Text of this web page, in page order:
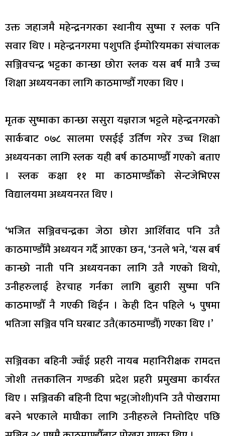
उक्त जहाजमै महेन्द्रनगरका स्थानीय सुष्मा र स्लक पनि
सवार थिए । महेन्द्रनगरमा पशुपति ईम्पोरियमका संचालक
सञ्जिवचन्द्र भट्टका कान्छा छोरा स्लक यस बर्ष मात्रै उच्च
शिक्षा अध्ययनका लागि काठमाण्डौँ गएका थिए ।
मृतक सुष्माका कान्छा ससुरा यज्ञराज भट्टले महेन्द्रनगरको
सार्कबाट ०७८ सालमा एसईई उर्तिण गरेर उच्च शिक्षा
अध्ययनका लागि स्लक यही बर्ष काठमाण्डौँ गएको बताए
। स्लक कक्षा ११ मा काठमाण्डौँको सेन्टजेभिएस
विद्यालयमा अध्ययनरत थिए ।
‘भजित सञ्जिवचन्द्रका जेठा छोरा आर्शिवाद पनि उतै
काठमाण्डौँमै अध्ययन गर्दै आएका छन, ‘उनले भने, ‘यस बर्ष
कान्छो नाती पनि अध्ययनका लागि उतै गएको थियो,
उनीहरुलाई हेरचाह गर्नका लागि बुहारी सुष्मा पनि
काठमाण्डौँ नै गएकी थिईन । केही दिन पहिले ५ पुषमा
भतिजा सञ्जिव पनि घरबाट उतै(काठमाण्डौँ) गएका थिए ।’
सञ्जिवका बहिनी ज्वाँई प्रहरी नायब महानिरीक्षक रामदत्त
जोशी तत्तकालिन गण्डकी प्रदेश प्रहरी प्रमुखमा कार्यरत
थिए । सञ्जिवकी बहिनी दिपा भट्ट(जोशी)पनि उतै पोखरामा
बस्ने भएकाले माघीका लागि उनीहरुले निम्तोदिए पछि